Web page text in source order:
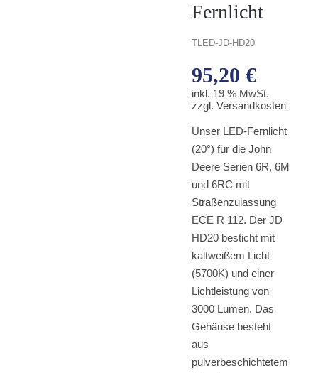
Fernlicht
TLED-JD-HD20
95,20€
inkl. 19 % MwSt.
zzgl. Versandkosten
Unser LED-Fernlicht
(20°) für die John
Deere Serien 6R, 6M
und 6RC mit
Straßenzulassung
ECE R 112. Der JD
HD20 besticht mit
kaltweißem Licht
(5700K) und einer
Lichtleistung von
3000 Lumen. Das
Gehäuse besteht
aus
pulverbeschichtetem